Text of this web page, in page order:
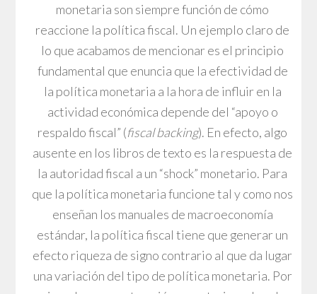
monetaria son siempre función de cómo
reaccione la política fiscal. Un ejemplo claro de
lo que acabamos de mencionar es el principio
fundamental que enuncia que la efectividad de
la política monetaria a la hora de influir en la
actividad económica depende del “apoyo o
respaldo fiscal” (fiscal backing). En efecto, algo
ausente en los libros de texto es la respuesta de
la autoridad fiscal a un “shock” monetario. Para
que la política monetaria funcione tal y como nos
enseñan los manuales de macroeconomía
estándar, la política fiscal tiene que generar un
efecto riqueza de signo contrario al que da lugar
una variación del tipo de política monetaria. Por